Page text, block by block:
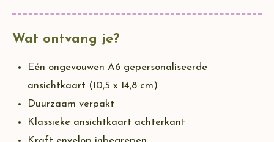
Wat ontvang je?
Eén ongevouwen A6 gepersonaliseerde
ansichtkaart (10,5 x 14,8 cm)
Duurzaam verpakt
Klassieke ansichtkaart achterkant